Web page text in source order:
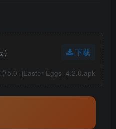
下载
5.0+]Easter Eggs_4.2.0.apk